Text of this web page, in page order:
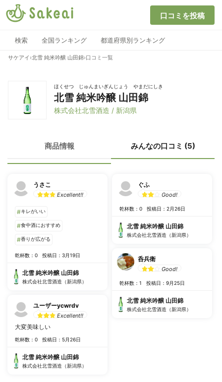
口コミを投稿
検索 全国ランキング 都道府県別ランキング
サケアイ ›北雪 純米吟醸 山田錦›口コミ一覧
ほくせつ じゅんまいぎんじょう やまだにしき
北雪 純米吟醸 山田錦
株式会社北雪酒造 / 新潟県
商品情報 みんなの口コミ (5)
うさこ
Excellent!!
#キレがいい
#食中酒におすすめ
#香りが広がる
乾杯数：0 投稿日：3月19日
北雪 純米吟醸 山田錦
株式会社北雪酒造（新潟県）
ぐふ
Good!
乾杯数：0 投稿日：2月26日
北雪 純米吟醸 山田錦
株式会社北雪酒造（新潟県）
呑兵衛
Good!
乾杯数：1 投稿日：9月25日
北雪 純米吟醸 山田錦
株式会社北雪酒造（新潟県）
ユーザーycwrdv
Excellent!!
大変美味しい
乾杯数：0 投稿日：5月26日
北雪 純米吟醸 山田錦
株式会社北雪酒造（新潟県）